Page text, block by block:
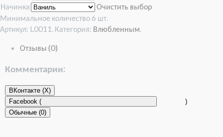
Начинка
Очистить выбор
Минимальное количество 6 шт.
Артикул: L0011 . Категория: Влюбленным.
Отзывы (0)
Комментарии:
ВКонтакте (X)
Facebook (
)
Обычные (0)